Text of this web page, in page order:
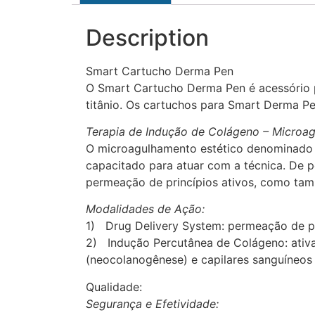
Description
Smart Cartucho Derma Pen
O Smart Cartucho Derma Pen é
titânio. Os cartuchos para Smart Derma
Terapia de Indução de Colágeno –
O microagulhamento estético
capacitado para atuar com a técnica. De
permeação de princípios ativos, como
Modalidades de Ação:
1) Drug Delivery System: permeação de
2) Indução Percutânea de Colágeno:
(neocolanogênese) e capilares
Qualidade:
Segurança e Efetividade: